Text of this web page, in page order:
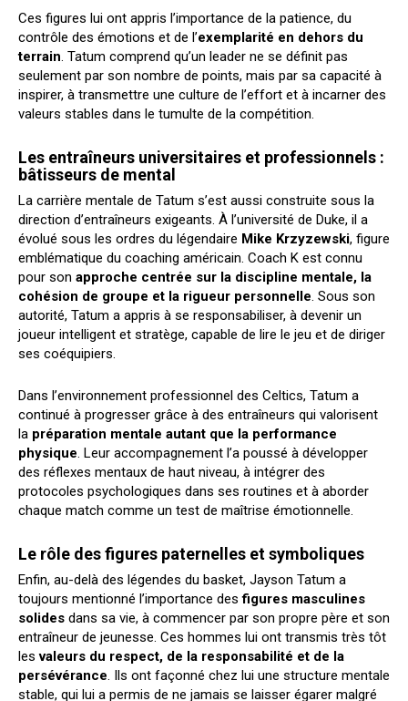
Ces figures lui ont appris l’importance de la patience, du
contrôle des émotions et de l’exemplarité en dehors du
terrain. Tatum comprend qu’un leader ne se définit pas
seulement par son nombre de points, mais par sa capacité à
inspirer, à transmettre une culture de l’effort et à incarner des
valeurs stables dans le tumulte de la compétition.
Les entraîneurs universitaires et professionnels :
bâtisseurs de mental
La carrière mentale de Tatum s’est aussi construite sous la
direction d’entraîneurs exigeants. À l’université de Duke, il a
évolué sous les ordres du légendaire Mike Krzyzewski, figure
emblématique du coaching américain. Coach K est connu
pour son approche centrée sur la discipline mentale, la
cohésion de groupe et la rigueur personnelle. Sous son
autorité, Tatum a appris à se responsabiliser, à devenir un
joueur intelligent et stratège, capable de lire le jeu et de diriger
ses coéquipiers.
Dans l’environnement professionnel des Celtics, Tatum a
continué à progresser grâce à des entraîneurs qui valorisent
la préparation mentale autant que la performance
physique. Leur accompagnement l’a poussé à développer
des réflexes mentaux de haut niveau, à intégrer des
protocoles psychologiques dans ses routines et à aborder
chaque match comme un test de maîtrise émotionnelle.
Le rôle des figures paternelles et symboliques
Enfin, au-delà des légendes du basket, Jayson Tatum a
toujours mentionné l’importance desfigures masculines
solides dans sa vie, à commencer par son propre père et son
entraîneur de jeunesse. Ces hommes lui ont transmis très tôt
lesvaleurs du respect, de la responsabilité et de la
persévérance. Ils ont façonné chez lui une structure mentale
stable, qui lui a permis de ne jamais se laisser égarer malgré